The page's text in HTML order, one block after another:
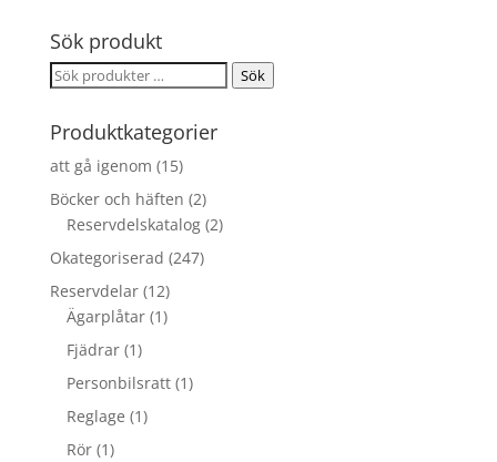
Sök produkt
Sök
Sök
Produktkategorier
att gå igenom (15)
Böcker och häften (2)
Reservdelskatalog (2)
Okategoriserad (247)
Reservdelar (12)
Ägarplåtar (1)
Fjädrar (1)
Personbilsratt (1)
Reglage (1)
Rör (1)